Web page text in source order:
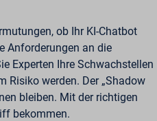
ob Ihr KI-Chatbot
Anforderungen an die
Experten Ihre Schwachstellen
Risiko werden. Der „Shadow
bleiben. Mit der richtigen
bekommen.